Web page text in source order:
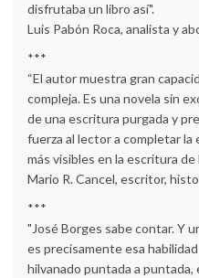
disfrutaba un libro así".
Luis Pabón Roca, analista y
***
“El autor muestra gran
compleja. Es una novela sin
de una escritura purgada y
fuerza al lector a completar
más visibles en la escritura de
Mario R. Cancel, escritor,
***
"José Borges sabe contar. Y
es precisamente esa
hilvanado puntada a